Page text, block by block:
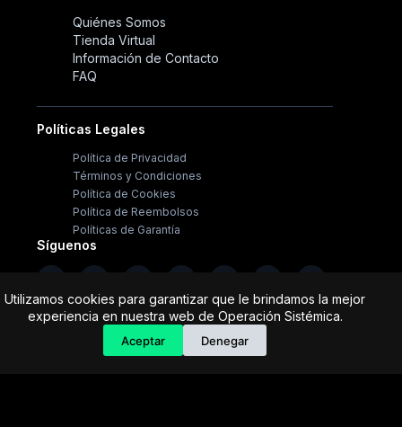
Utilizamos cookies para garantizar que le brindamos la mejor
experiencia en nuestra web de Operación Sistémica.
Aceptar Denegar
Quiénes Somos
Tienda Virtual
Información de Contacto
FAQ
Políticas Legales
Política de Privacidad
Términos y Condiciones
Política de Cookies
Política de Reembolsos
Políticas de Garantía
Síguenos
En línea